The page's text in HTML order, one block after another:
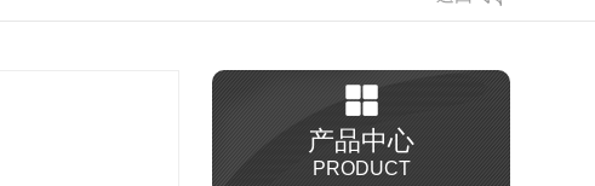
产品中心
PRODUCT